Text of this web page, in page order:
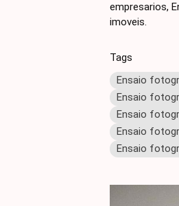
empresarios,
imoveis.
Tags
Ensaio
Ensaio
Ensaio
Ensaio
Ensaio